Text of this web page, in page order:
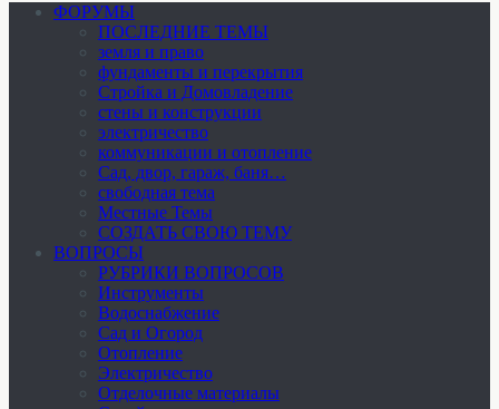
ФОРУМЫ
ПОСЛЕДНИЕ ТЕМЫ
земля и право
фундаменты и перекрытия
Стройка и Домовладение
стены и конструкции
электричество
коммуникации и отопление
Cад, двор, гараж, баня…
свободная тема
Местные Темы
СОЗДАТЬ СВОЮ ТЕМУ
ВОПРОСЫ
РУБРИКИ ВОПРОСОВ
Инструменты
Водоснабжение
Сад и Огород
Отопление
Электричество
Отделочные материалы